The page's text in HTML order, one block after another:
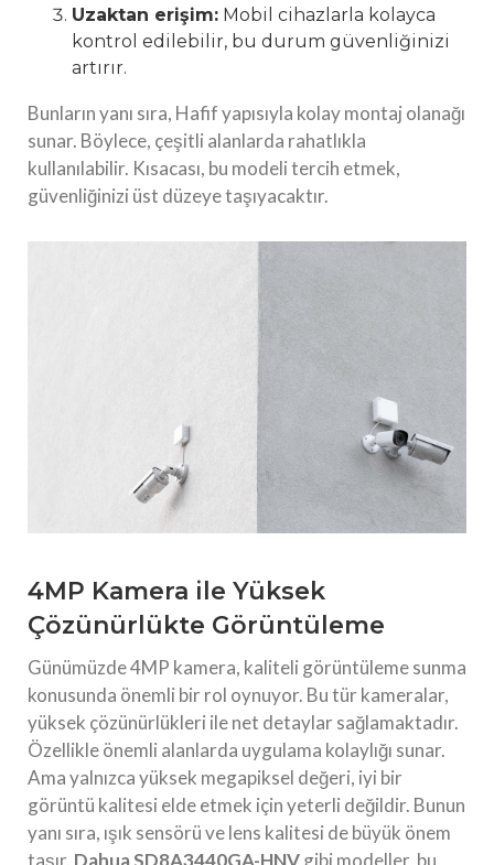
Uzaktan erişim: Mobil cihazlarla kolayca
kontrol edilebilir, bu durum güvenliğinizi
artırır.
Bunların yanı sıra, Hafif yapısıyla kolay montaj olanağı
sunar. Böylece, çeşitli alanlarda rahatlıkla
kullanılabilir. Kısacası, bu modeli tercih etmek,
güvenliğinizi üst düzeye taşıyacaktır.
4MP Kamera ile Yüksek
Çözünürlükte Görüntüleme
Günümüzde 4MP kamera, kaliteli görüntüleme sunma
konusunda önemli bir rol oynuyor. Bu tür kameralar,
yüksek çözünürlükleri ile net detaylar sağlamaktadır.
Özellikle önemli alanlarda uygulama kolaylığı sunar.
Ama yalnızca yüksek megapiksel değeri, iyi bir
görüntü kalitesi elde etmek için yeterli değildir. Bunun
yanı sıra, ışık sensörü ve lens kalitesi de büyük önem
taşır. Dahua SD8A3440GA-HNVgibi modeller, bu